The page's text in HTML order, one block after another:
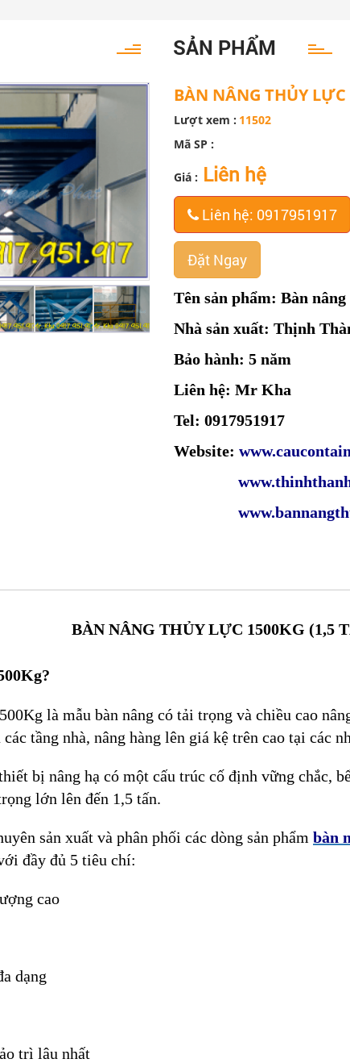
SẢN PHẨM
BÀN NÂNG THỦY
Lượt xem : 11502
Mã SP :
Giá : Liên hệ
Liên hệ: 0917951917
Đặt Ngay
Tên sản phẩm: Bàn
Nhà sản xuất: Thịnh
Bảo hành: 5 năm
Liên hệ: Mr Kha
Tel: 0917951917
Website:
BÀN NÂNG THỦY LỰC 1500KG (1,5
là mẫu bàn nâng có tải trọng và chiều cao
tầng nhà, nâng hàng lên giá kệ trên cao tại các
bị nâng hạ có một cấu trúc cố định vững chắc,
lớn lên đến 1,5 tấn.
sản xuất và phân phối các dòng sản phẩm bàn
đầy đủ 5 tiêu chí:
cao
dạng
trì lâu nhất